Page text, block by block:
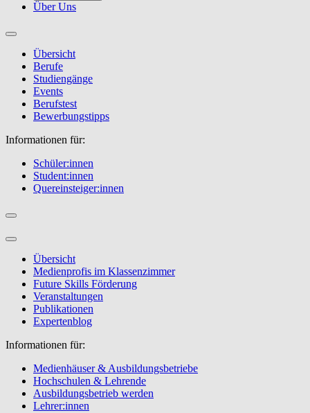
Über Uns
Übersicht
Berufe
Studiengänge
Events
Berufstest
Bewerbungstipps
Informationen für:
Schüler:innen
Student:innen
Quereinsteiger:innen
Übersicht
Medienprofis im Klassenzimmer
Future Skills Förderung
Veranstaltungen
Publikationen
Expertenblog
Informationen für:
Medienhäuser & Ausbildungsbetriebe
Hochschulen & Lehrende
Ausbildungsbetrieb werden
Lehrer:innen